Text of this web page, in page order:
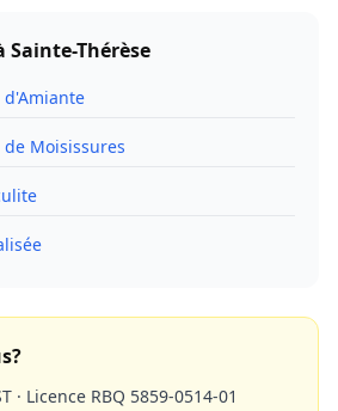
Sainte-Thérèse
Moisissures
· Licence RBQ 5859-0514-01